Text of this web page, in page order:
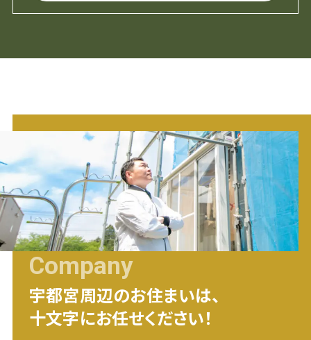
Company
宇都宮周辺のお住まいは、
十文字にお任せください！